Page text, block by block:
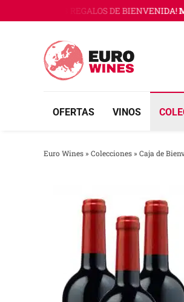
al
WINES CON 3 REGALOS DE BIENVENIDA!
OFERTAS VINOS
Euro Wines» Colecciones» Caja de